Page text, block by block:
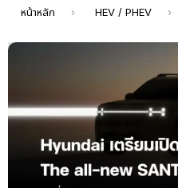
คุณอยู่ที่นี่:
หน้าหลัก HEV / PHEV